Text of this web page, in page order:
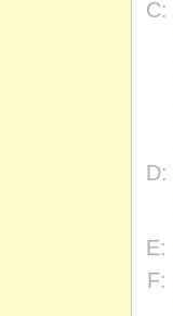
C:
D:
E:
F: